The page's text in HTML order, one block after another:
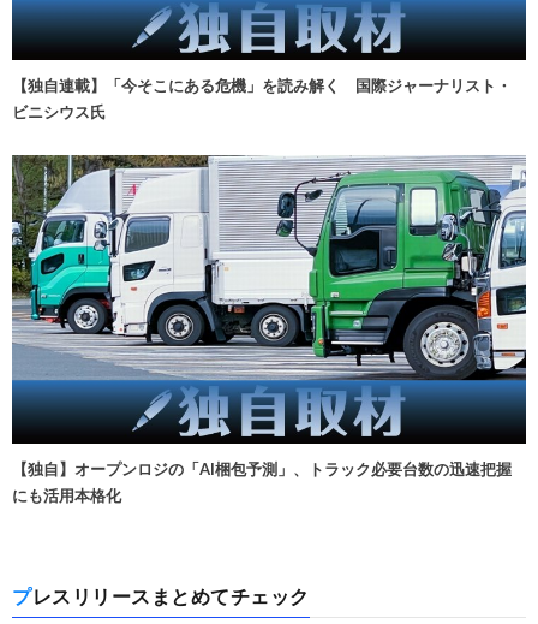
【独自連載】「今そこにある危機」を読み解く 国際ジャーナリスト・
ビニシウス氏
【独自】オープンロジの「AI梱包予測」、トラック必要台数の迅速把握
にも活用本格化
プレスリリースまとめてチェック